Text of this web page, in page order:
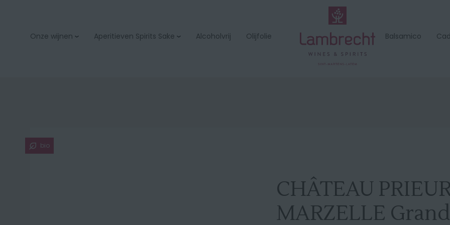
Onze wijnen Aperitieven Spirits Sake Alcoholvrij Olijfolie Balsamico
bio
CHÂTEAU
MARZELLE